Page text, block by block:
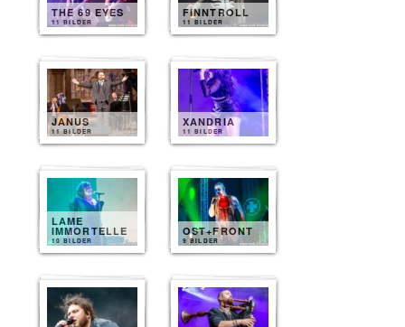
THE 69 EYES
11 BILDER
FINNTROLL
11 BILDER
JANUS
11 BILDER
XANDRIA
11 BILDER
LAME
IMMORTELLE
10 BILDER
OST+FRONT
9 BILDER